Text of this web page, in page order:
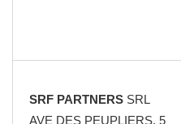
SRF PARTNERS SRL
AVE DES PEUPLIERS, 5